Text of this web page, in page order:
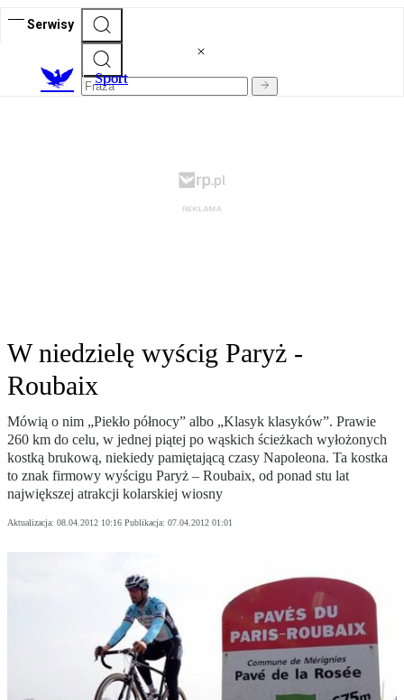
Serwisy
Sport
W niedzielę wyścig Paryż -
Roubaix
Mówią o nim „Piekło północy” albo „Klasyk klasyków”. Prawie
260 km do celu, w jednej piątej po wąskich ścieżkach wyłożonych
kostką brukową, niekiedy pamiętającą czasy Napoleona. Ta kostka
to znak firmowy wyścigu Paryż – Roubaix, od ponad stu lat
największej atrakcji kolarskiej wiosny
Aktualizacja: 08.04.2012 10:16 Publikacja: 07.04.2012 01:01